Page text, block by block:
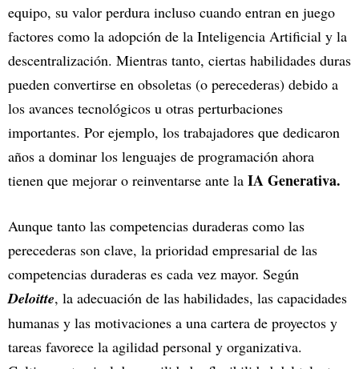
equipo, su valor perdura incluso cuando entran en juego
factores como la adopción de la Inteligencia Artificial y la
descentralización. Mientras tanto, ciertas habilidades duras
pueden convertirse en obsoletas (o perecederas) debido a
los avances tecnológicos u otras perturbaciones
importantes. Por ejemplo, los trabajadores que dedicaron
años a dominar los lenguajes de programación ahora
tienen que mejorar o reinventarse ante la IA Generativa.
Aunque tanto las competencias duraderas como las
perecederas son clave, la prioridad empresarial de las
competencias duraderas es cada vez mayor. Según
Deloitte, la adecuación de las habilidades, las capacidades
humanas y las motivaciones a una cartera de proyectos y
tareas favorece la agilidad personal y organizativa.